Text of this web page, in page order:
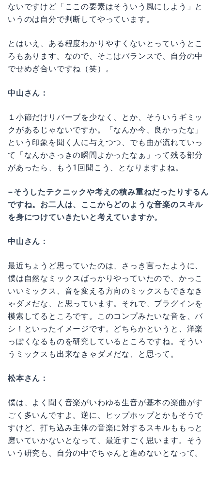
ないですけど「ここの要素はそういう風にしよう」と
いうのは自分で判断してやっています。
とはいえ、ある程度わかりやすくないとっていうとこ
ろもあります。なので、そこはバランスで、自分の中
でせめぎ合いですね（笑）。
中山さん：
１小節だけリバーブを少なく、とか、そういうギミッ
クがあるじゃないですか。「なんか今、良かったな」
という印象を聞く人に与えつつ、でも曲が流れていっ
て「なんかさっきの瞬間よかったなぁ」って残る部分
があったら、もう1回聞こう、となりますよね。
−そうしたテクニックや考えの積み重ねだったりするん
ですね。お二人は、ここからどのような音楽のスキル
を身につけていきたいと考えていますか。
中山さん：
最近ちょうど思っていたのは、さっき言ったように、
僕は自然なミックスばっかりやっていたので、かっこ
いいミックス、音を変える方向のミックスもできなき
ゃダメだな、と思っています。それで、プラグインを
模索してるところです。このコンプみたいな音を、バ
シ！といったイメージです。どちらかというと、洋楽
っぽくなるものを研究しているところですね。そうい
うミックスも出来なきゃダメだな、と思って。
松本さん：
僕は、よく聞く音楽がいわゆる生音が基本の楽曲がす
ごく多いんですよ。逆に、ヒップホップとかもそうで
すけど、打ち込み主体の音楽に対するスキルももっと
磨いていかないとなって、最近すごく思います。そう
いう研究も、自分の中でちゃんと進めないとなって。